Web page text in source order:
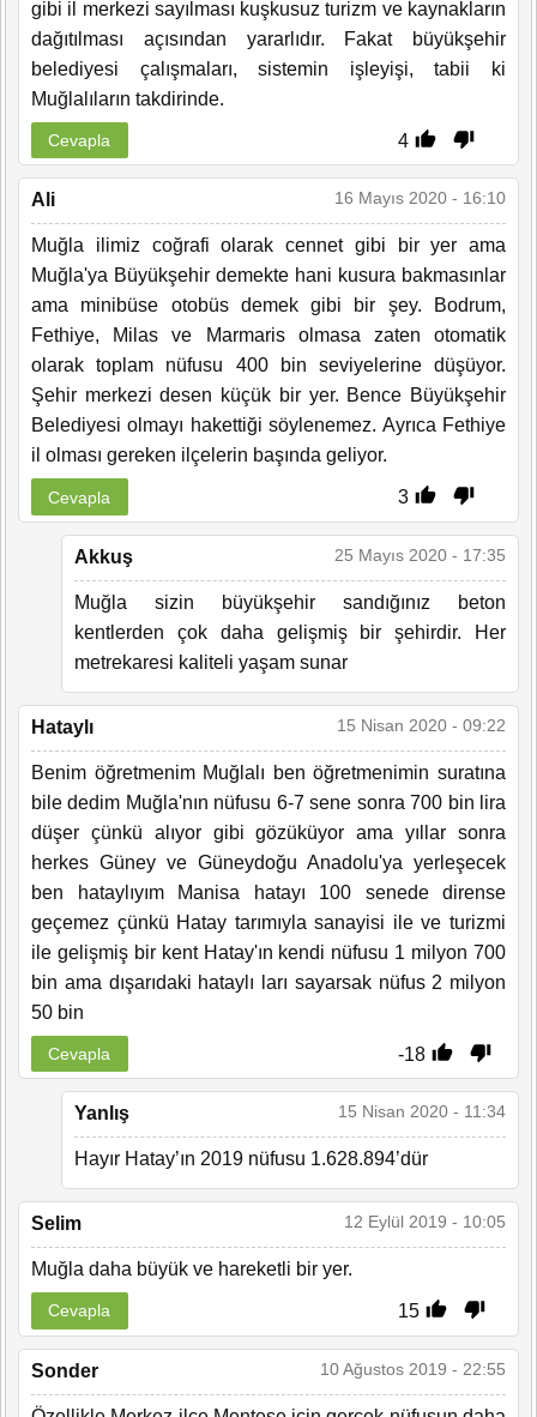
gibi il merkezi sayılması kuşkusuz turizm ve kaynakların
dağıtılması açısından yararlıdır. Fakat büyükşehir
belediyesi çalışmaları, sistemin işleyişi, tabii ki
Muğlalıların takdirinde.
4
Cevapla
Ali 16 Mayıs 2020 - 16:10
Muğla ilimiz coğrafi olarak cennet gibi bir yer ama
Muğla'ya Büyükşehir demekte hani kusura bakmasınlar
ama minibüse otobüs demek gibi bir şey. Bodrum,
Fethiye, Milas ve Marmaris olmasa zaten otomatik
olarak toplam nüfusu 400 bin seviyelerine düşüyor.
Şehir merkezi desen küçük bir yer. Bence Büyükşehir
Belediyesi olmayı hakettiği söylenemez. Ayrıca Fethiye
il olması gereken ilçelerin başında geliyor.
3
Cevapla
Akkuş 25 Mayıs 2020 - 17:35
Muğla sizin büyükşehir sandığınız beton
kentlerden çok daha gelişmiş bir şehirdir. Her
metrekaresi kaliteli yaşam sunar
Hataylı 15 Nisan 2020 - 09:22
Benim öğretmenim Muğlalı ben öğretmenimin suratına
bile dedim Muğla'nın nüfusu 6-7 sene sonra 700 bin lira
düşer çünkü alıyor gibi gözüküyor ama yıllar sonra
herkes Güney ve Güneydoğu Anadolu'ya yerleşecek
ben hataylıyım Manisa hatayı 100 senede dirense
geçemez çünkü Hatay tarımıyla sanayisi ile ve turizmi
ile gelişmiş bir kent Hatay'ın kendi nüfusu 1 milyon 700
bin ama dışarıdaki hataylı ları sayarsak nüfus 2 milyon
50 bin
-18
Cevapla
Yanlış 15 Nisan 2020 - 11:34
Hayır Hatay’ın 2019 nüfusu 1.628.894’dür
Selim 12 Eylül 2019 - 10:05
Muğla daha büyük ve hareketli bir yer.
15
Cevapla
Sonder 10 Ağustos 2019 - 22:55